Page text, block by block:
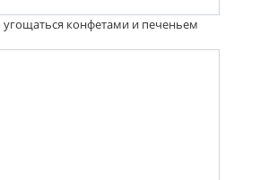
конфетами и печеньем